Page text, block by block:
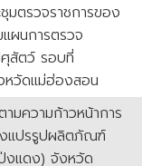
มตรวจราชการของ
ผนการตรวจ
สัตว์ รอบที่
หวัดแม่ฮ่องสอน
มความก้าวหน้าการ
แปรรูปผลิตภัณฑ์
งแดง) จังหวัด